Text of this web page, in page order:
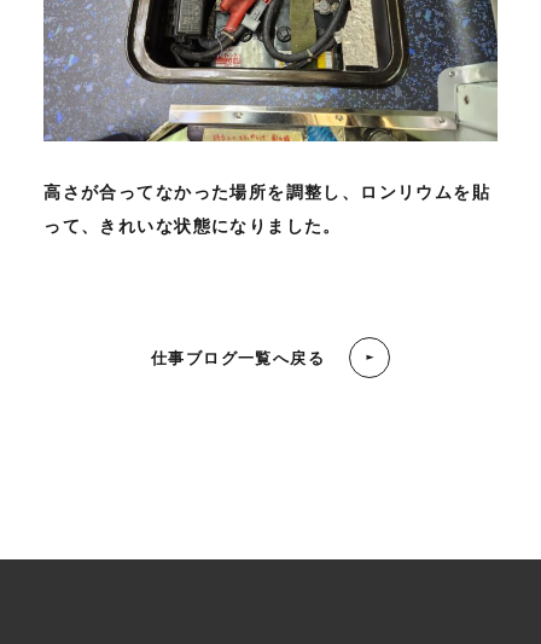
高さが合ってなかった場所を調整し、ロンリウムを貼
って、きれいな状態になりました。
仕事ブログ一覧へ戻る